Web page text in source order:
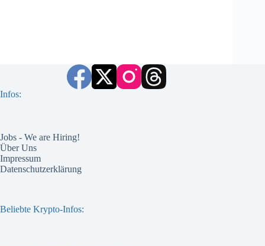
Infos:
Jobs - We are Hiring!
Über Uns
Impressum
Datenschutzerklärung
Beliebte Krypto-Infos: